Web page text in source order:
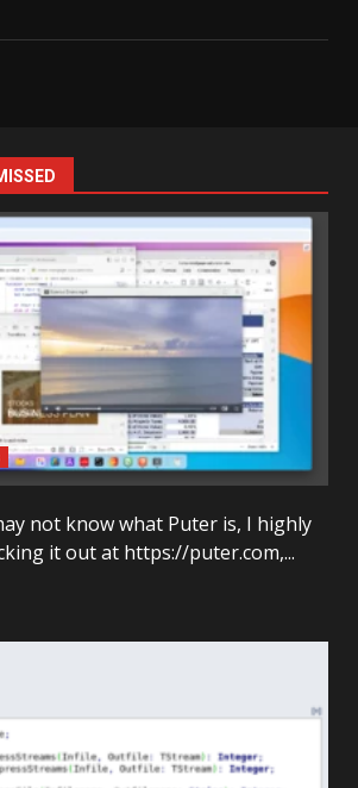
not know what Puter is, I highly
it out at https://puter.com,...